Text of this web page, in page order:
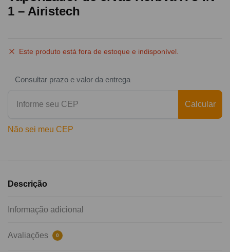
1 – Airistech
Este produto está fora de estoque e indisponível.
Consultar prazo e valor da entrega
Calcular
Não sei meu CEP
Descrição
Informação adicional
Avaliações 0